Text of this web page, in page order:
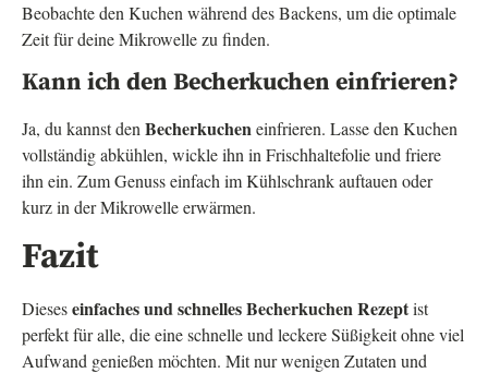
Beobachte den Kuchen während des Backens, um die optimale
Zeit für deine Mikrowelle zu finden.
Kann ich den Becherkuchen einfrieren?
Ja, du kannst denBecherkucheneinfrieren. Lasse den Kuchen
vollständig abkühlen, wickle ihn in Frischhaltefolie und friere
ihn ein. Zum Genuss einfach im Kühlschrank auftauen oder
kurz in der Mikrowelle erwärmen.
Fazit
Dieseseinfaches und schnelles Becherkuchen Rezeptist
perfekt für alle, die eine schnelle und leckere Süßigkeit ohne viel
Aufwand genießen möchten. Mit nur wenigen Zutaten und